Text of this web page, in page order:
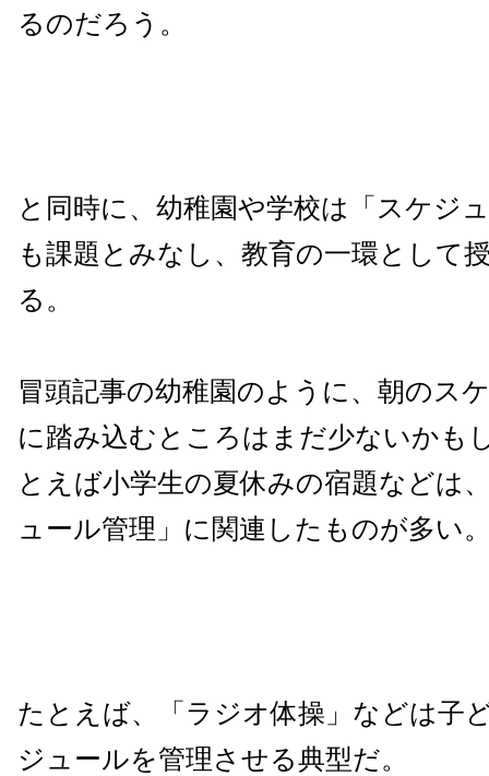
るのだろう。
と同時に、幼稚園や学校は「スケジ
も課題とみなし、教育の一環として
る。
冒頭記事の幼稚園のように、朝のス
に踏み込むところはまだ少ないかも
とえば小学生の夏休みの宿題などは
ュール管理」に関連したものが多い
たとえば、「ラジオ体操」などは子
ジュールを管理させる典型だ。